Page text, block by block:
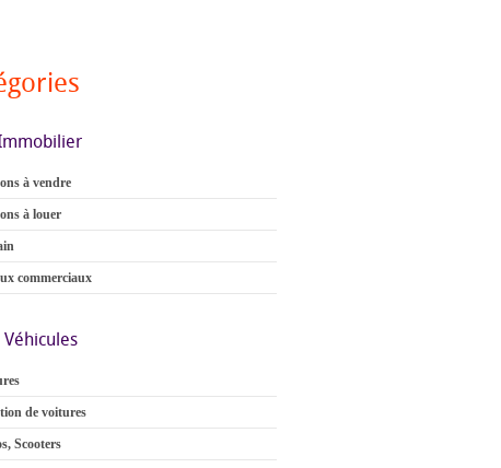
à vendre
à louer
commerciaux
Véhicules
de voitures
Scooters